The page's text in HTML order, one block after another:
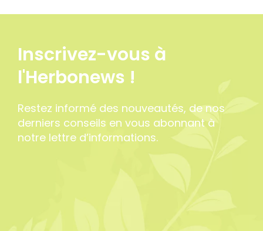
Inscrivez-vous à
l'Herbonews !
Restez informé des nouveautés, de nos
derniers conseils en vous abonnant à
notre lettre d’informations.